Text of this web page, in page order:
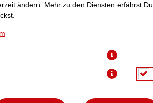
ändern. Mehr zu den Diensten erfährst Du,